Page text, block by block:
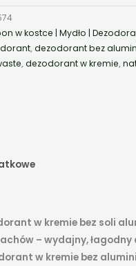
w kostce | Mydło |
,dezodorant bez
,dezodorant w kremie,
w kremie bez soli
– wydajny, łagodny
w kremie bez